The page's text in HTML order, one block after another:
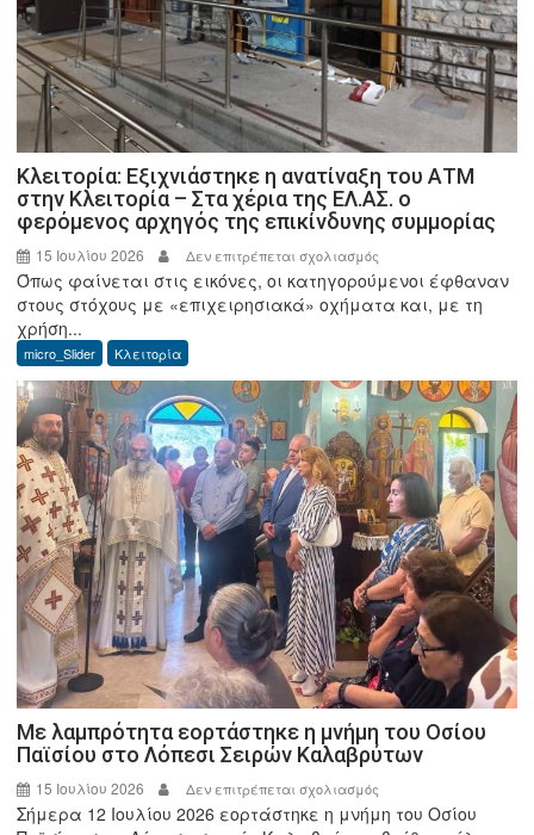
Κλειτορία: Εξιχνιάστηκε η ανατίναξη του ΑΤΜ
στην Κλειτορία – Στα χέρια της ΕΛ.ΑΣ. ο
φερόμενος αρχηγός της επικίνδυνης συμμορίας
15 Ιουλίου 2026 Δεν επιτρέπεται σχολιασμός
Κλειτορία:
Εξιχνιάστηκε
του
ΑΤΜ
στην
Κλειτορία
–
Στα
χέρια
της
ΕΛ.ΑΣ.
ο
φερόμενος
αρχηγός
της
επικίνδυνης
συμμορίας
Όπως φαίνεται στις εικόνες, οι κατηγορούμενοι έφθαναν
στους στόχους με «επιχειρησιακά» οχήματα και, με τη
χρήση...
micro_Slider Κλειτορία
Με λαμπρότητα εορτάστηκε η μνήμη του Οσίου
Παϊσίου στο Λόπεσι Σειρών Καλαβρύτων
15 Ιουλίου 2026 Δεν επιτρέπεται σχολιασμός
Με
Σήμερα 12 Ιουλίου 2026 εορτάστηκε η μνήμη του Οσίου